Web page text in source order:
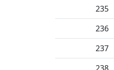
235
236
237